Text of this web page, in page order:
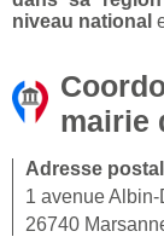
niveau national
mairie
Adresse
1 avenue Albin-
26740